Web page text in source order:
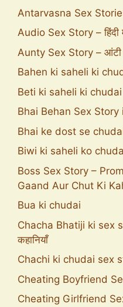
Antarvasna Sex
Audio Sex Story – हिंदी
Aunty Sex Story – आंटी
Bahen ki saheli ki
Beti ki saheli ki
Bhai Behan Sex Story
Bhai ke dost se
Biwi ki saheli ko
Boss Sex Story –
Gaand Aur Chut Ki
Bua ki chudai
Chacha Bhatiji ki sex
कहानियाँ
Chachi ki chudai sex
Cheating Boyfriend
Cheating Girlfriend